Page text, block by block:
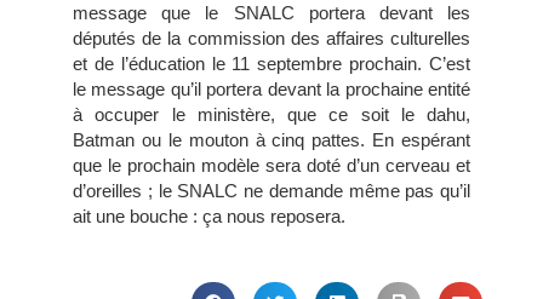
message que le SNALC portera devant les
députés de la commission des affaires culturelles
et de l’éducation le 11 septembre prochain. C’est
le message qu’il portera devant la prochaine entité
à occuper le ministère, que ce soit le dahu,
Batman ou le mouton à cinq pattes. En espérant
que le prochain modèle sera doté d’un cerveau et
d’oreilles ; le SNALC ne demande même pas qu’il
ait une bouche : ça nous reposera.